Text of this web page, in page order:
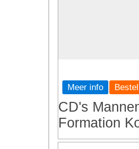
Meer info
CD's
Formation